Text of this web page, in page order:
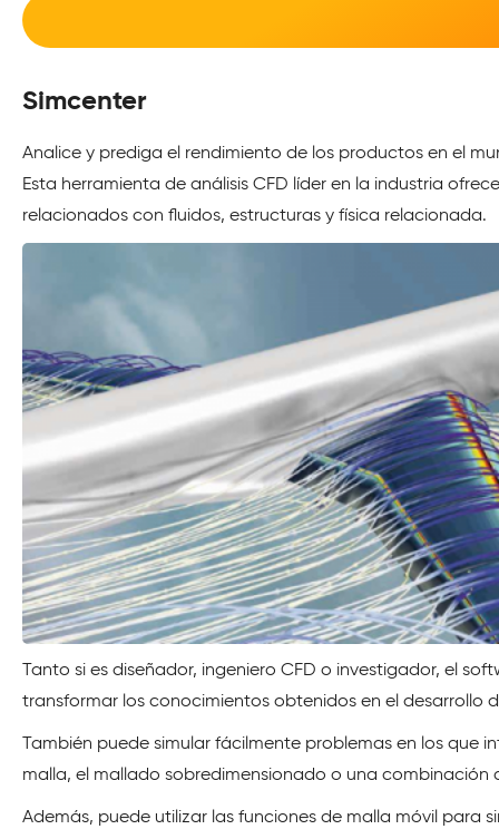
Simcenter
Analice y prediga el rendimiento de los productos en el
Esta herramienta de análisis CFD líder en la industria
relacionados con fluidos, estructuras y física relacionada.
Tanto si es diseñador, ingeniero CFD o investigador, el
transformar los conocimientos obtenidos en el desarrollo
También puede simular fácilmente problemas en los que
malla, el mallado sobredimensionado o una combinación
Además, puede utilizar las funciones de malla móvil para